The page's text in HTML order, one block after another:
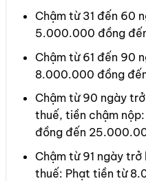
Chậm từ 31 đến 60
5.000.000 đồng
Chậm từ 61 đến 90
8.000.000 đồng
Chậm từ 90 ngày
thuế, tiền chậm
đồng đến
Chậm từ 91 ngày
thuế: Phạt tiền từ